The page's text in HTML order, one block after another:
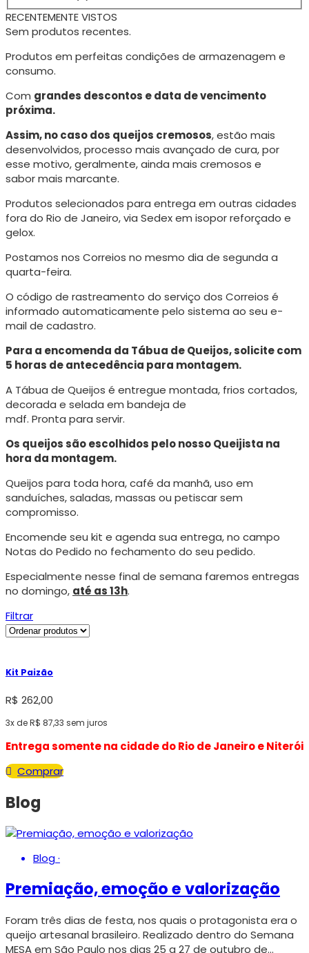
RECENTEMENTE VISTOS
Sem produtos recentes.
Produtos em perfeitas condições de armazenagem e
consumo.
Com grandes descontos e data de vencimento
próxima.
Assim, no caso dos queijos cremosos, estão mais
desenvolvidos, processo mais avançado de cura, por
esse motivo, geralmente, ainda mais cremosos e
sabor mais marcante.
Produtos selecionados para entrega em outras cidades
fora do Rio de Janeiro, via Sedex em isopor reforçado e
gelox.
Postamos nos Correios no mesmo dia de segunda a
quarta-feira.
O código de rastreamento do serviço dos Correios é
informado automaticamente pelo sistema ao seu e-
mail de cadastro.
Para a encomenda da Tábua de Queijos, solicite com
5 horas de antecedência para montagem.
A Tábua de Queijos é entregue montada, frios cortados,
decorada e selada em bandeja de
mdf. Pronta para servir.
Os queijos são escolhidos pelo nosso Queijista na
hora da montagem.
Queijos para toda hora, café da manhã, uso em
sanduíches, saladas, massas ou petiscar sem
compromisso.
Encomende seu kit e agenda sua entrega, no campo
Notas do Pedido no fechamento do seu pedido.
Especialmente nesse final de semana faremos entregas
no domingo, até as 13h.
Filtrar
Kit Paizão
R$ 262,00
3x deR$ 87,33 sem juros
Entrega somente na cidade do Rio de Janeiro e Niterói
Comprar
Blog
Blog·
Premiação, emoção e valorização
Foram três dias de festa, nos quais o protagonista era o
queijo artesanal brasileiro. Realizado dentro do Semana
MESA em São Paulo nos dias 25 a 27 de outubro de…